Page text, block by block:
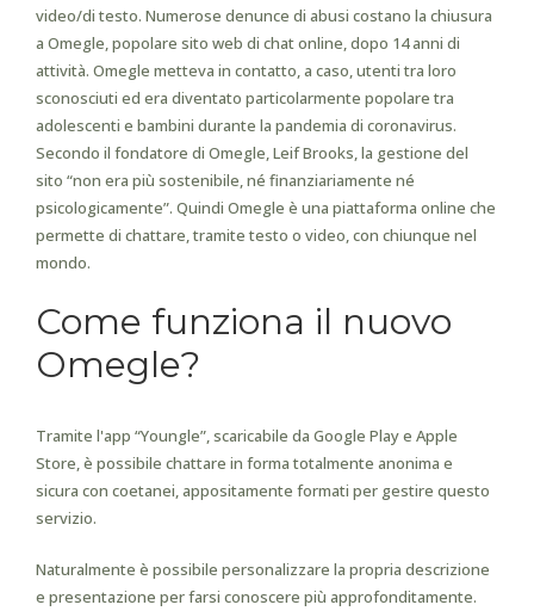
video/di testo. Numerose denunce di abusi costano la chiusura
a Omegle, popolare sito web di chat online, dopo 14 anni di
attività. Omegle metteva in contatto, a caso, utenti tra loro
sconosciuti ed era diventato particolarmente popolare tra
adolescenti e bambini durante la pandemia di coronavirus.
Secondo il fondatore di Omegle, Leif Brooks, la gestione del
sito “non era più sostenibile, né finanziariamente né
psicologicamente”. Quindi Omegle è una piattaforma online che
permette di chattare, tramite testo o video, con chiunque nel
mondo.
Come funziona il nuovo
Omegle?
Tramite l'app “Youngle”, scaricabile da Google Play e Apple
Store, è possibile chattare in forma totalmente anonima e
sicura con coetanei, appositamente formati per gestire questo
servizio.
Naturalmente è possibile personalizzare la propria descrizione
e presentazione per farsi conoscere più approfonditamente.